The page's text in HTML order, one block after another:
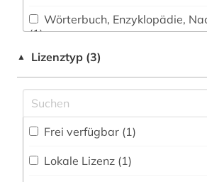
Geschichte (3)
Klassische Philologie. Byzantinistik.
Mittellateinische und
Kunstgeschichte (2)
Maschinenbau (1)
(1)
▲ Lizenztyp (3)
Frei verfügbar (1)
Lokale Lizenz (1)